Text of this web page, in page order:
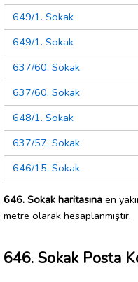
649/1. Sokak
649/1. Sokak
637/60. Sokak
637/60. Sokak
648/1. Sokak
637/57. Sokak
646/15. Sokak
646. Sokak haritasına en
metre olarak hesaplanmıştır.
646. Sokak Posta